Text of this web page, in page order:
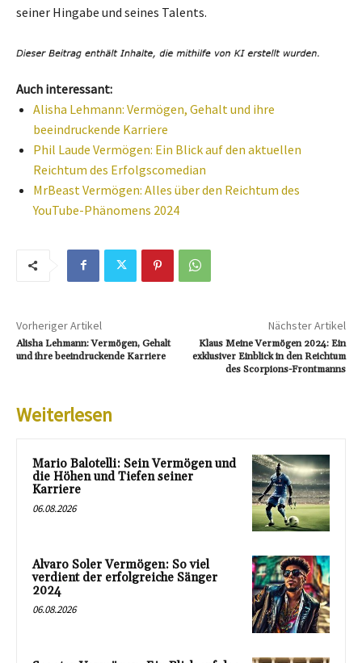
seiner Hingabe und seines Talents.
Auch interessant:
Alisha Lehmann: Vermögen, Gehalt und ihre
beeindruckende Karriere
Phil Laude Vermögen: Ein Blick auf den aktuellen
Reichtum des Erfolgscomedian
MrBeast Vermögen: Alles über den Reichtum des
YouTube-Phänomens 2024
Vorheriger Artikel
Alisha Lehmann: Vermögen, Gehalt
und ihre beeindruckende Karriere
Nächster Artikel
Klaus Meine Vermögen 2024: Ein
exklusiver Einblick in den Reichtum
des Scorpions-Frontmanns
Weiterlesen
Mario Balotelli: Sein Vermögen und
die Höhen und Tiefen seiner
Karriere
06.08.2026
Alvaro Soler Vermögen: So viel
verdient der erfolgreiche Sänger
2024
06.08.2026